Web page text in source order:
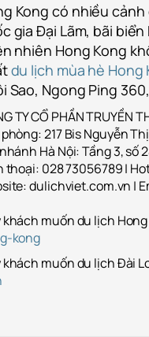
Kong có nhiều
gia Đại Lãm, bãi
nhiên Hong Kong
du lịch mùa hè Hong
Sao, Ngong Ping
TY CỔ PHẦN TRUYỀN
217 Bis Nguyễn
Hà Nội: Tầng 3, số
thoại: 028 73056789 |
dulichviet.com.vn |
khách muốn du lịch
kong
khách muốn du lịch Đài